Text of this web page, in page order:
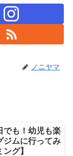
ノニヤマ
でも！幼児も楽
ジムに行ってみ
グ】